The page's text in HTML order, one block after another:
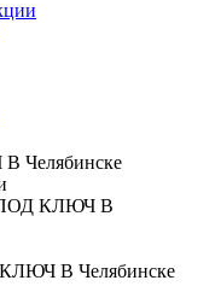
Челябинске
КЛЮЧ В
В Челябинске